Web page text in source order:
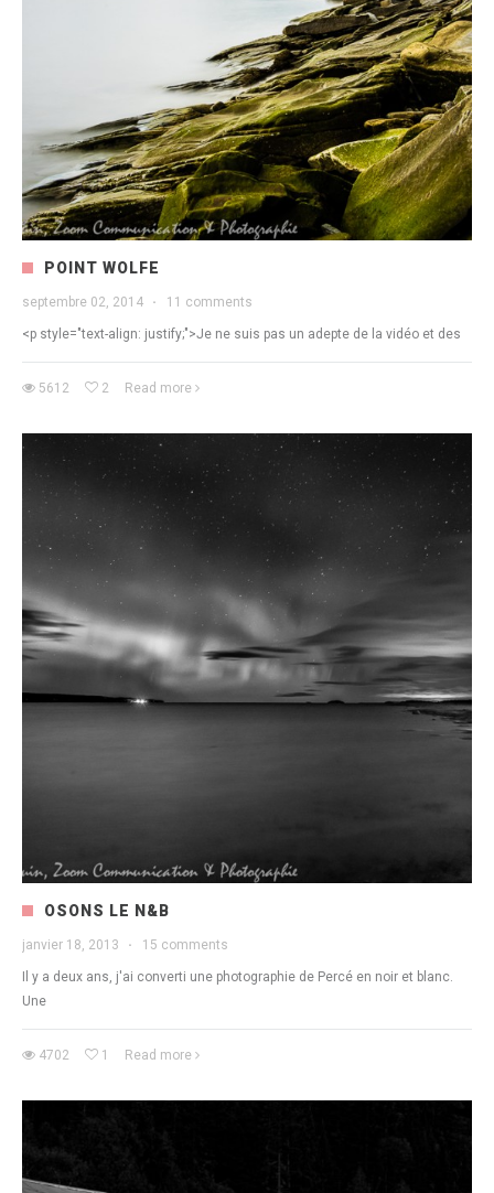
POINT WOLFE
septembre 02, 2014 · 11 comments
<p style="text-align: justify;">Je ne suis pas un adepte de la vidéo et des
5612 2 Read more
OSONS LE N&B
janvier 18, 2013 · 15 comments
Il y a deux ans, j'ai converti une photographie de Percé en noir et blanc.
Une
4702 1 Read more